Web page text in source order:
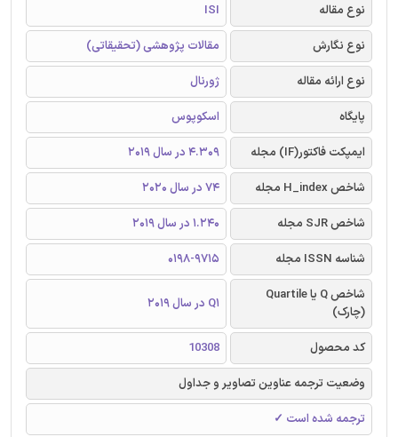
نوع مقاله
ISI
نوع نگارش
مقالات پژوهشی (تحقیقاتی)
نوع ارائه مقاله
ژورنال
پایگاه
اسکوپوس
ایمپکت فاکتور(IF) مجله
4.309 در سال 2019
شاخص H_index مجله
74 در سال 2020
شاخص SJR مجله
1.240 در سال 2019
شناسه ISSN مجله
0198-9715
شاخص Q یا Quartile
(چارک)
Q1 در سال 2019
کد محصول
10308
وضعیت ترجمه عناوین تصاویر و جداول
ترجمه شده است ✓